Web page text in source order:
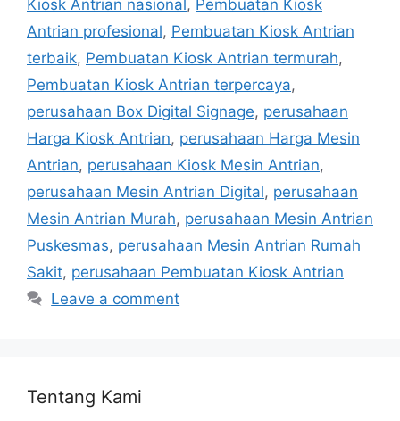
Kiosk Antrian nasional, Pembuatan Kiosk
Antrian profesional, Pembuatan Kiosk Antrian
terbaik, Pembuatan Kiosk Antrian termurah,
Pembuatan Kiosk Antrian terpercaya,
perusahaan Box Digital Signage, perusahaan
Harga Kiosk Antrian, perusahaan Harga Mesin
Antrian, perusahaan Kiosk Mesin Antrian,
perusahaan Mesin Antrian Digital, perusahaan
Mesin Antrian Murah, perusahaan Mesin Antrian
Puskesmas, perusahaan Mesin Antrian Rumah
Sakit, perusahaan Pembuatan Kiosk Antrian
Leave a comment
Tentang Kami